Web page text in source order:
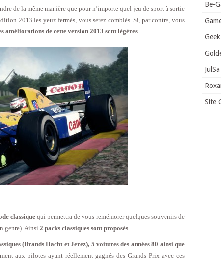
de la même manière que pour n’importe quel jeu de sport à sortie
2013 les yeux fermés, vous serez comblés. Si, par contre, vous
améliorations de cette version 2013 sont légères
classiquequi permettra de vous remémorer quelques souvenirs de
genre). Ainsi 2 packs classiques sont proposés
(Brands Hacht et Jerez), 5 voitures des années 80 ainsi que
aux pilotes ayant réellement gagnés des Grands Prix avec ces
Be-
JulSa
Site